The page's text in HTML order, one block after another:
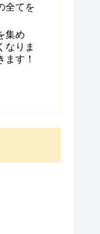
全てを
集め
なりま
す！